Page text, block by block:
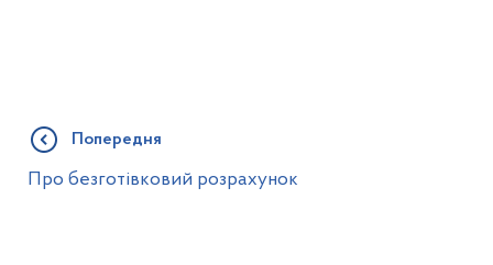
Попередня
Про безготівковий розрахунок